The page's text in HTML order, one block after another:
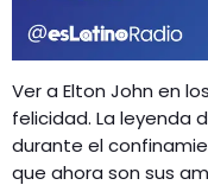
CONTACTO
Ver a Elton John en
felicidad. La leyenda
durante el
que ahora son sus